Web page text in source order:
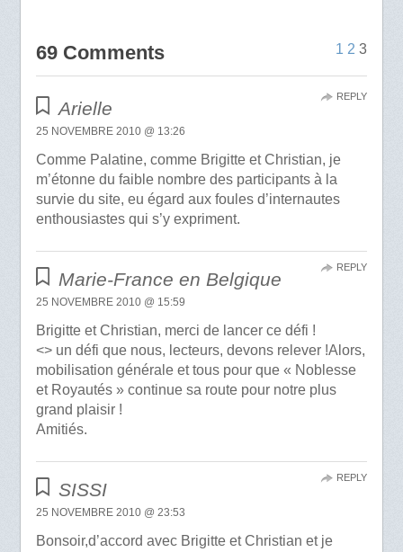
69 Comments 1 2 3
Arielle
25 NOVEMBRE 2010 @ 13:26
Comme Palatine, comme Brigitte et Christian, je
m’étonne du faible nombre des participants à la
survie du site, eu égard aux foules d’internautes
enthousiastes qui s’y expriment.
REPLY
Marie-France en Belgique
25 NOVEMBRE 2010 @ 15:59
Brigitte et Christian, merci de lancer ce défi !
<> un défi que nous, lecteurs, devons relever !Alors,
mobilisation générale et tous pour que « Noblesse
et Royautés » continue sa route pour notre plus
grand plaisir !
Amitiés.
REPLY
SISSI
25 NOVEMBRE 2010 @ 23:53
Bonsoir,d’accord avec Brigitte et Christian et je
REPLY